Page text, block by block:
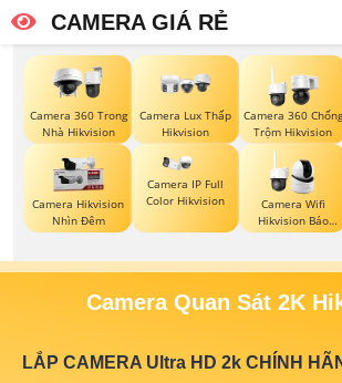
CAMERA GIÁ RẺ
Camera 360 Trong
Nhà Hikvision
Camera Lux Thấp
Hikvision
Camera 360 Chống
Trộm Hikvision
Camera Hikvision
Nhìn Đêm
Camera IP Full
Color Hikvision
Camera Wifi
Hikvision Báo
Động
Camera Quan Sát 2K
LẮP CAMERA Ultra HD 2k CHÍNH